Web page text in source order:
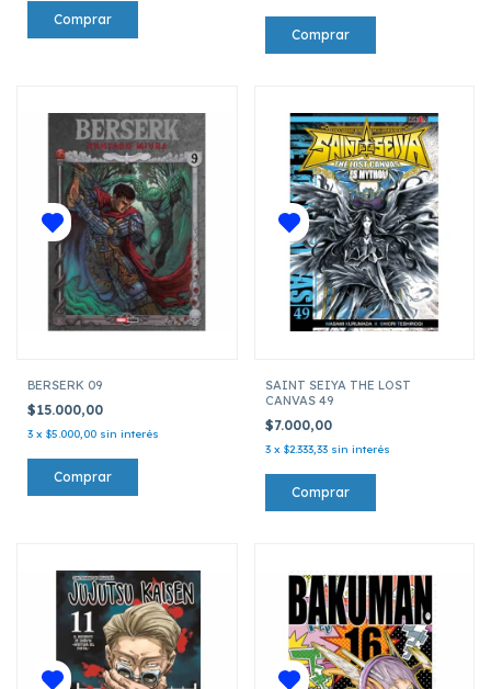
BERSERK 09
$15.000,00
3 x $5.000,00 sin interés
SAINT SEIYA THE LOST
CANVAS 49
$7.000,00
3 x $2.333,33 sin interés